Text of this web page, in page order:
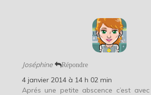
Joséphine Répondre
4 janvier 2014 à 14 h 02 min
Aprés une petite abscence c’est